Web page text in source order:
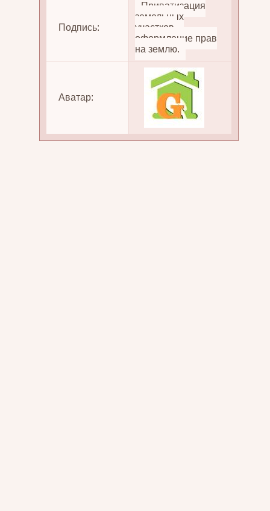
Подпись:
Приватизация
земельных
участков,
оформление прав
на землю.
Аватар: